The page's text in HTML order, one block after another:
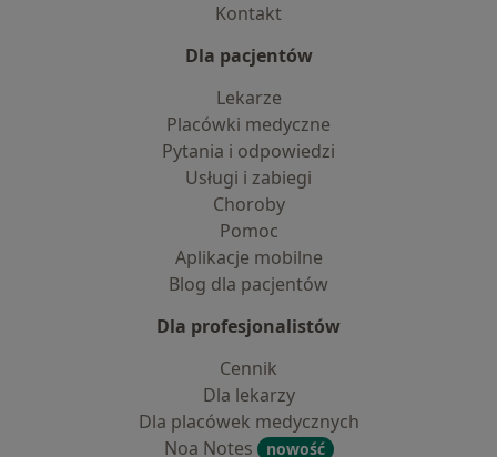
Kontakt
Dla pacjentów
Lekarze
Placówki medyczne
Pytania i odpowiedzi
Usługi i zabiegi
Choroby
Pomoc
Aplikacje mobilne
Blog dla pacjentów
Dla profesjonalistów
Cennik
Dla lekarzy
Dla placówek medycznych
Noa Notes
nowość